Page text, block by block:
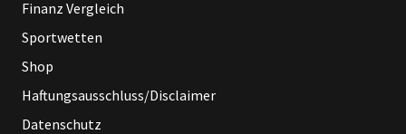
Finanz Vergleich
Sportwetten
Shop
Haftungsausschluss/Disclaimer
Datenschutz